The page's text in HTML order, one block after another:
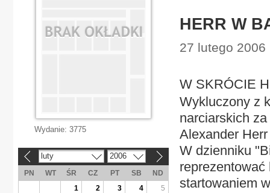
HERR W
27 lutego 2006
W SKRÓCIE
Wykluczony z
narciarskich
Alexander
W dzienniku
startowaniem
Wydanie: 3775
luty 2006
PN WT ŚR CZ PT SB
ND
1
2 3 4
5